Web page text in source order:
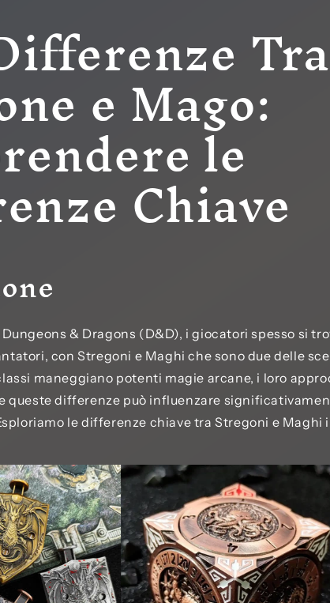
Tra
e Mago:
le
Chiave
& Dragons (D&D), i giocatori spesso si
con Stregoni e Maghi che sono due delle
maneggiano potenti magie arcane, i loro
queste differenze può influenzare
le differenze chiave tra Stregoni e Maghi